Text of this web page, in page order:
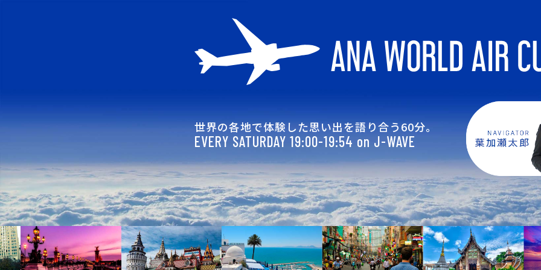
世界の各地で体験した思い出を語り合う60分。
EVERY SATURDAY 19:00-19:54 on J-WAVE